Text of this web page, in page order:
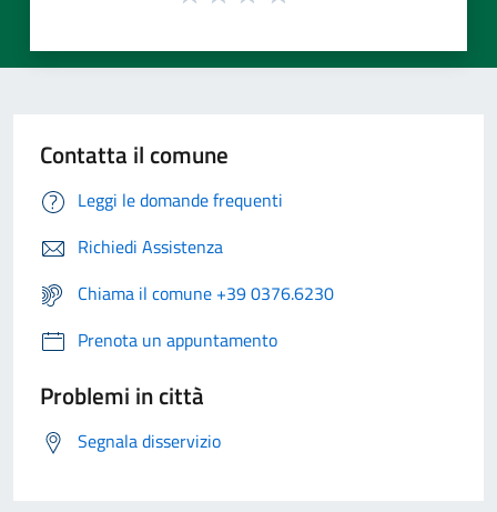
Contatta il comune
Leggi le domande frequenti
Richiedi Assistenza
Chiama il comune +39 0376.6230
Prenota un appuntamento
Problemi in città
Segnala disservizio